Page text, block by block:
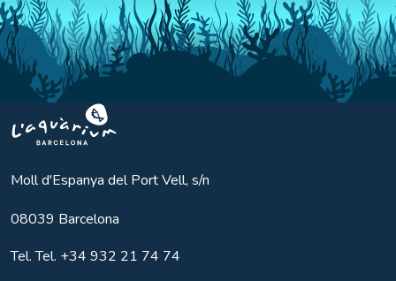
Aquarium BCN
Moll d'Espanya del Port Vell, s/n
08039 Barcelona
Tel.Tel. +34 932 21 74 74